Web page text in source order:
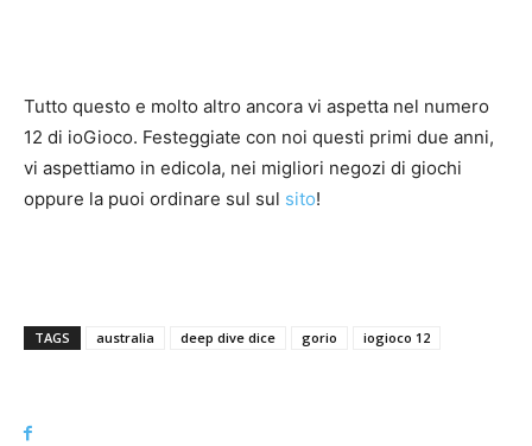
Tutto questo e molto altro ancora vi aspetta nel numero
12 di ioGioco. Festeggiate con noi questi primi due anni,
vi aspettiamo in edicola, nei migliori negozi di giochi
oppure la puoi ordinare sul sul sito!
TAGS australia deep dive dice gorio iogioco 12